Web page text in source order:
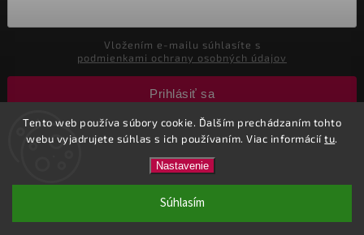
Tento web používa súbory cookie. Ďalším prechádzaním tohto
webu vyjadrujete súhlas s ich používaním. Viac informáciítu.
Nastavenie
Súhlasím
podmienkami ochrany osobných údajov
Prihlásiť sa
Nastol.sk. Všetky práva vyhradené.
| Design